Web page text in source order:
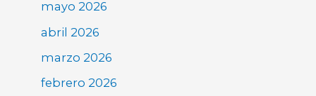
mayo 2026
abril 2026
marzo 2026
febrero 2026